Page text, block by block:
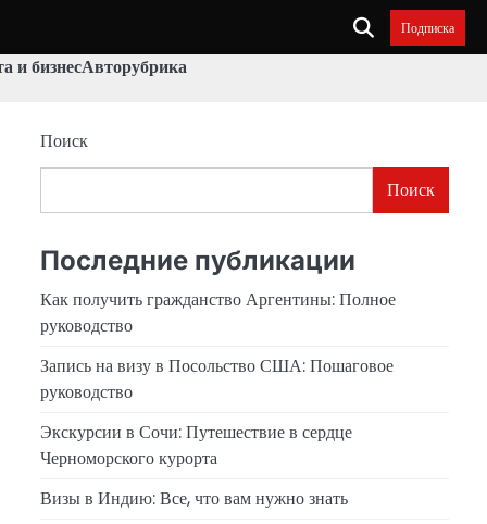
Подписка
и бизнесАвторубрика
Поиск
Поиск
Последние публикации
Как получить гражданство Аргентины: Полное
руководство
Запись на визу в Посольство США: Пошаговое
руководство
Экскурсии в Сочи: Путешествие в сердце
Черноморского курорта
Визы в Индию: Все, что вам нужно знать